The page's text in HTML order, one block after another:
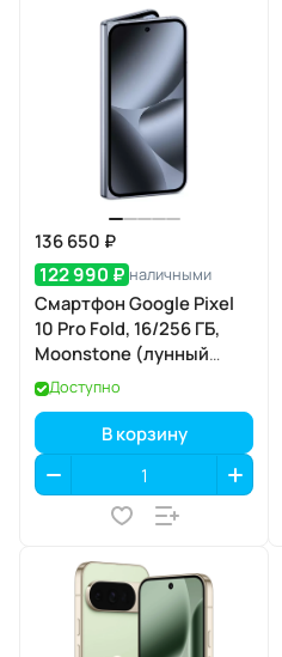
136 650 ₽
122 990 ₽ наличными
Смартфон Google Pixel
10 Pro Fold, 16/256 ГБ,
Moonstone (лунный
камень)
Доступно
В корзину